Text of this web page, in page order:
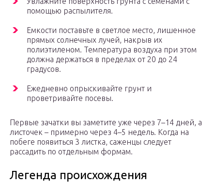
помощью распылителя.
Емкости поставьте в светлое место, лишенное
прямых солнечных лучей, накрыв их
полиэтиленом. Температура воздуха при этом
должна держаться в пределах от 20 до 24
градусов.
Ежедневно опрыскивайте грунт и
проветривайте посевы.
Первые зачатки вы заметите уже через 7–14 дней, а
листочек – примерно через 4–5 недель. Когда на
побеге появиться 3 листка, саженцы следует
рассадить по отдельным формам.
Легенда происхождения